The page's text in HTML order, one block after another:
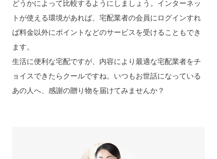
どうかによって比較するようにしましょう。インターネッ
トが使える環境があれば、宅配業者の会員にログインすれ
ば料金以外にポイントなどのサービスを受けることもでき
ます。
生活に便利な宅配ですが、内容により最適な宅配業者をチ
ョイスできたらクールですね。いつもお世話になっている
あの人へ、感謝の贈り物を届けてみませんか？